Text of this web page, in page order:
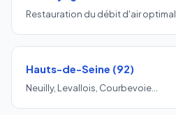
Restauration du débit d'air optimal.
Hauts-de-Seine (92)
Neuilly, Levallois, Courbevoie…